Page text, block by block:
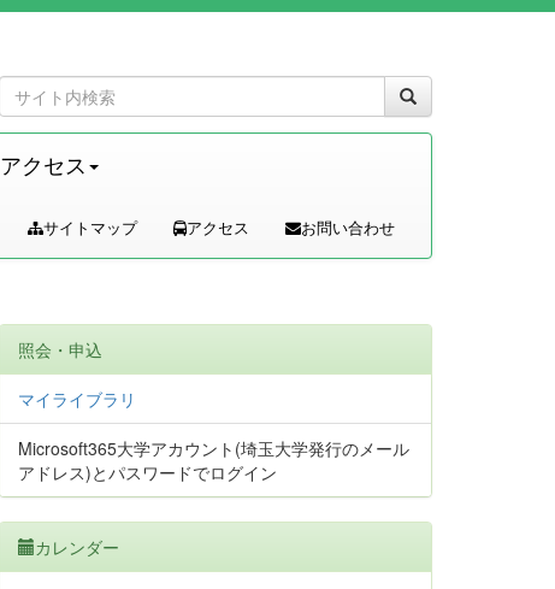
クセス
サイトマップ アクセス お問い合わせ
照会・申込
マイライブラリ
Microsoft365大学アカウント(埼玉大学発行のメール
アドレス)とパスワードでログイン
カレンダー